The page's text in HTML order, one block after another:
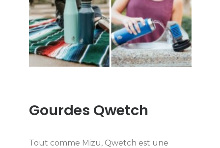
Gourdes Qwetch
Tout comme Mizu, Qwetch est une